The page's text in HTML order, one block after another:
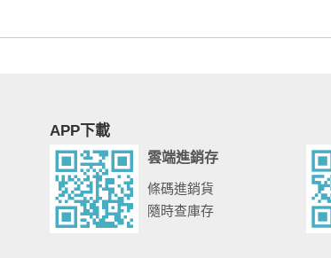
APP下載
雲端進銷存
條碼進銷貨
隨時查庫存